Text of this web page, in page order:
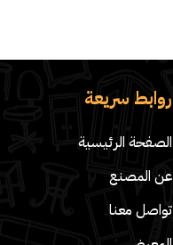
روابط سريعة
الصفحة الرئيسية
عن المصنع
تواصل معنا